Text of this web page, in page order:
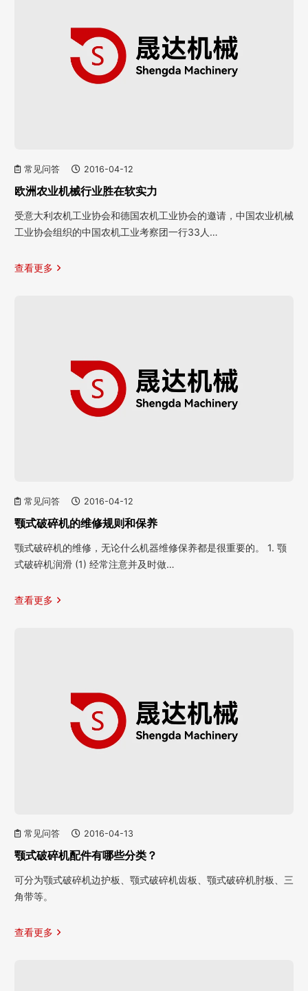
常见问答 2016-04-12
欧洲农业机械行业胜在软实力
受意大利农机工业协会和德国农机工业协会的邀请，中国农业机械
工业协会组织的中国农机工业考察团一行33人…
查看更多
常见问答 2016-04-12
颚式破碎机的维修规则和保养
颚式破碎机的维修，无论什么机器维修保养都是很重要的。 1. 颚
式破碎机润滑 (1) 经常注意并及时做…
查看更多
常见问答 2016-04-13
颚式破碎机配件有哪些分类？
可分为颚式破碎机边护板、颚式破碎机齿板、颚式破碎机肘板、三
角带等。
查看更多